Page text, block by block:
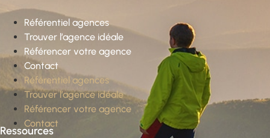
Référentiel agences
Trouver l’agence idéale
Référencer votre agence
Contact
Référentiel agences
Trouver l’agence idéale
Référencer votre agence
Contact
Ressources